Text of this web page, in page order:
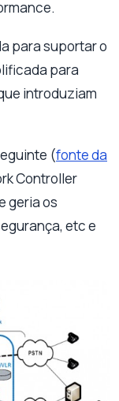
para suportar o
para
introduziam
(fonte da
Controller
geria os
etc e